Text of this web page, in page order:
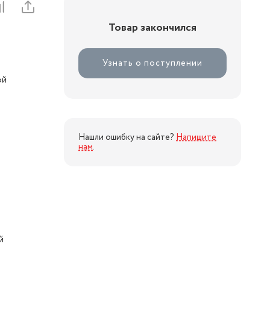
Товар закончился
Узнать о поступлении
Нашли ошибку на сайте? Напишите
нам.